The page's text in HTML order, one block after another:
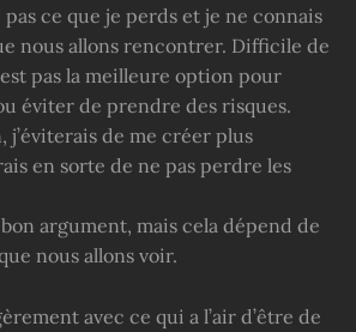
pas ce que je perds et je ne connais
nous allons rencontrer. Difficile de
pas la meilleure option pour
éviter de prendre des risques.
j’éviterais de me créer plus
en sorte de ne pas perdre les
argument, mais cela dépend de
nous allons voir.
avec ce qui a l’air d’être de